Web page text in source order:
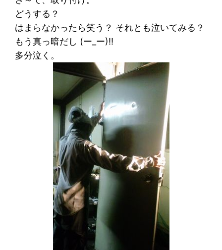
どうする？
はまらなかったら笑う？ それとも泣いてみる？
もう真っ暗だし (ー_ー)!!
多分泣く。